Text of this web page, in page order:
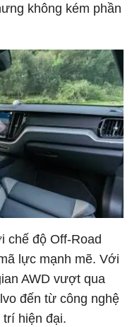
không kém phần
chế độ Off-Road
lực mạnh mẽ. Với
AWD vượt qua
đến từ công nghệ
hiện đại.